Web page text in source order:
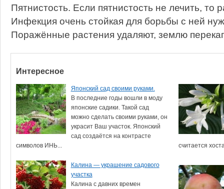
Пятнистость. Если пятнистость не лечить, то
Инфекция очень стойкая для борьбы с ней
Поражённые растения удаляют, землю
Интересное
Японский сад своими руками.
В последние годы вошли в моду
японские садики. Такой сад
можно сделать своими руками, он
украсит Ваш участок. Японский
сад создаётся на контрасте
символов ИНЬ...
считается
Калина — украшение садового
участка
Калина с давних времен